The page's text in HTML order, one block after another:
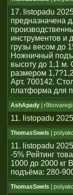
17. listopadu
предназначена
инструментов и
грузы весом до
Ножничный
высоту до 1,1 м.
размером
Арт. 700142.
платформа для
AshApady |
11. listopadu 2025
ThomasSwels |
11. listopadu
-5% Рейтинг
1000 до 2000 кг
подъёма: 280-
ThomasSwels |